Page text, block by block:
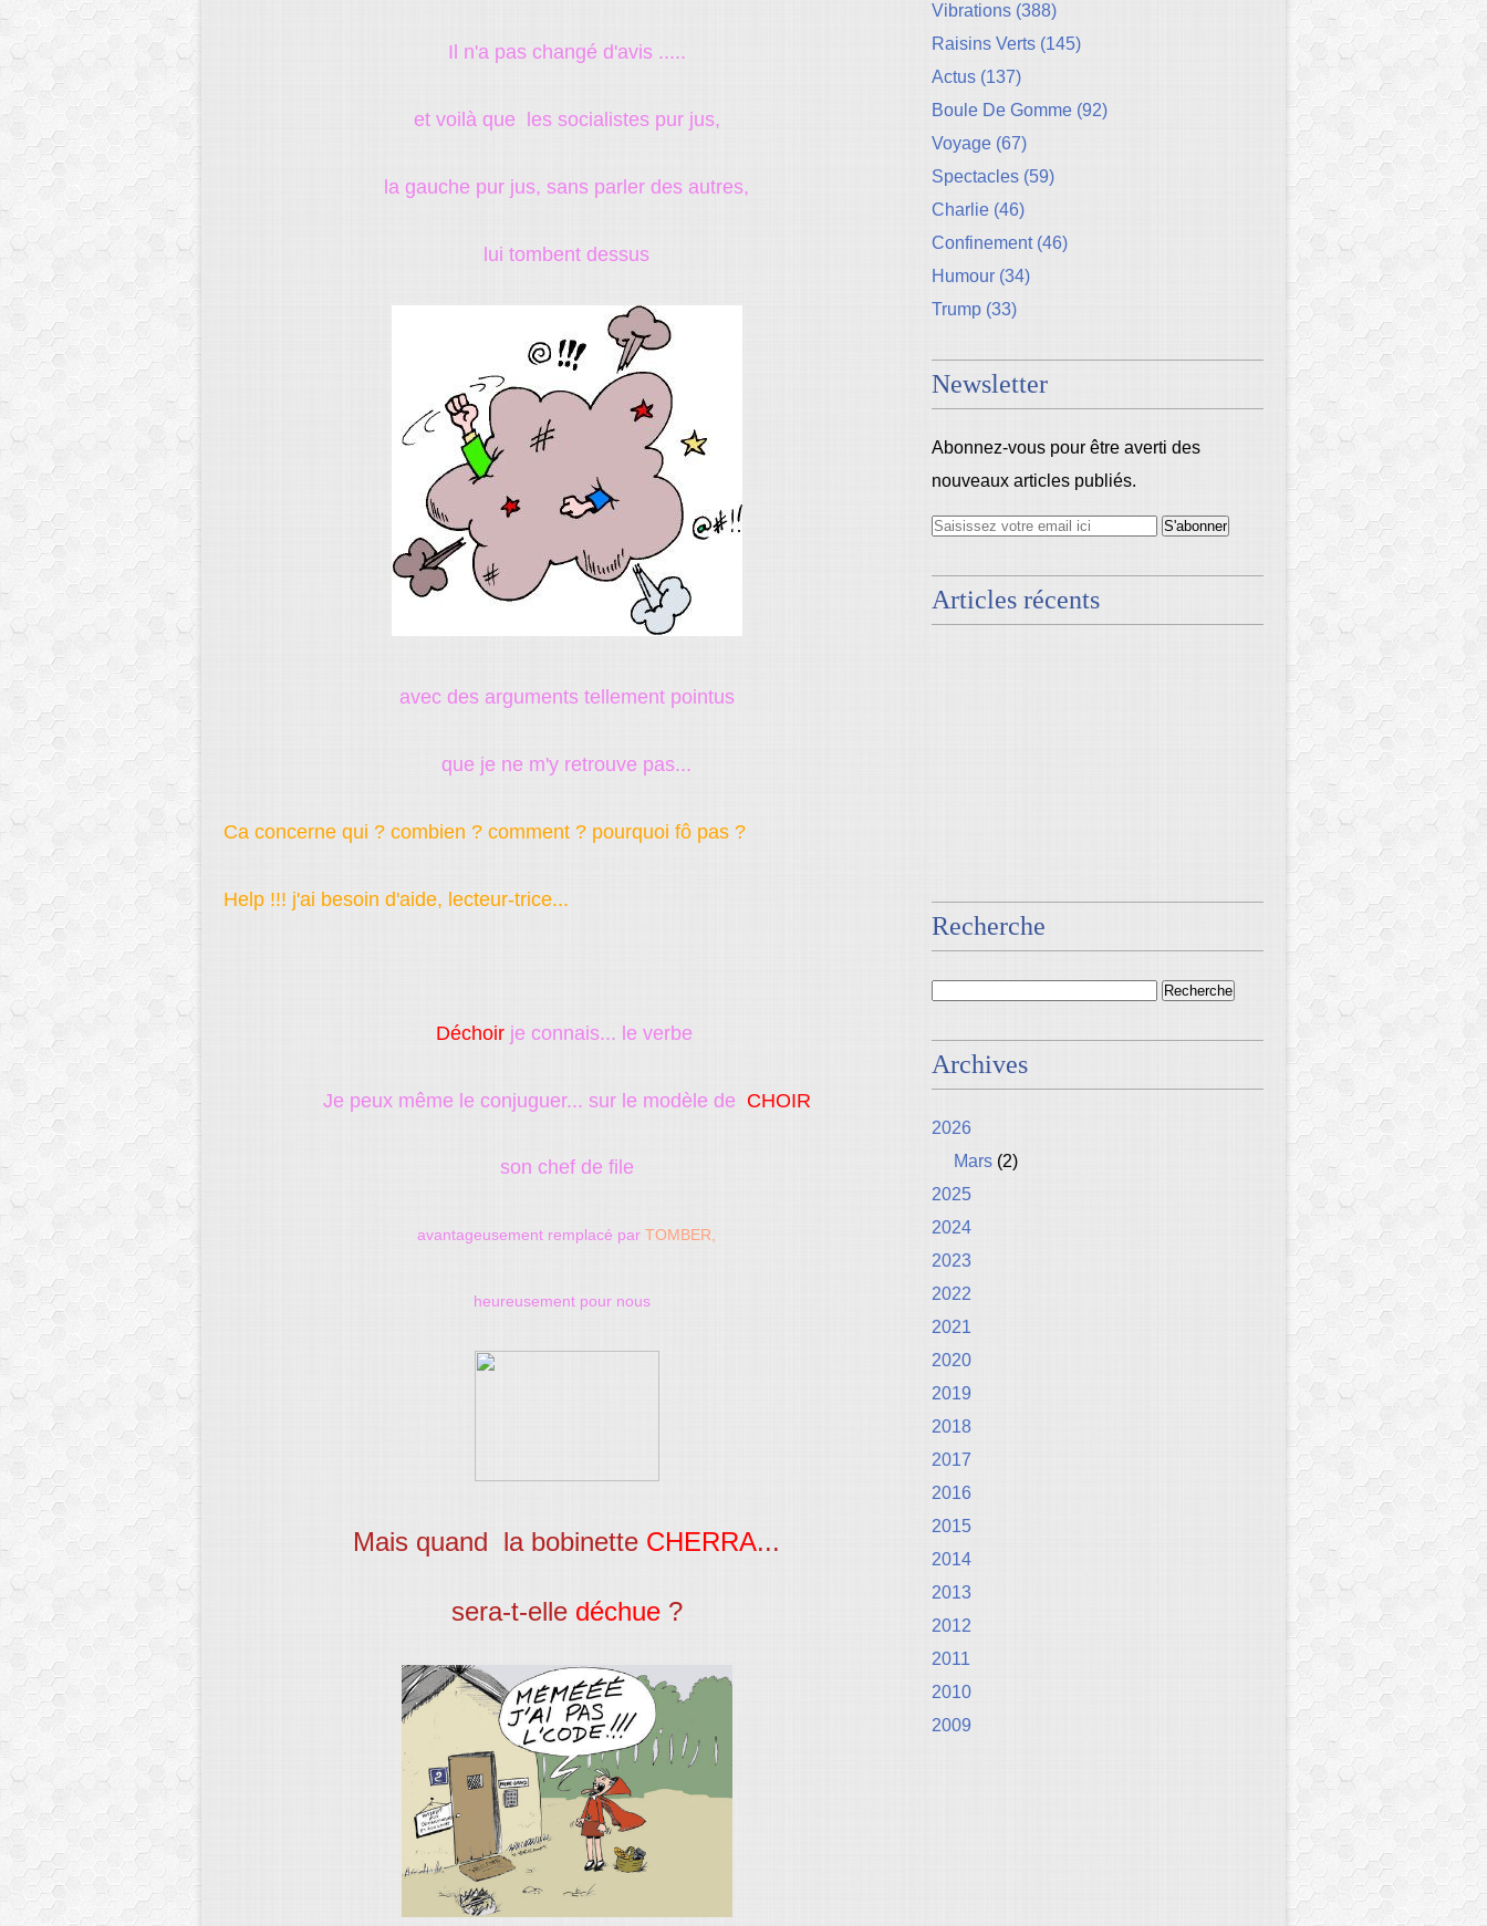
Il n'a pas changé d'avis .....
et voilà que les socialistes pur jus,
la gauche pur jus, sans parler des autres,
lui tombent dessus
avec des arguments tellement pointus
que je ne m'y retrouve pas...
Ca concerne qui ? combien ? comment ? pourquoi fô pas ?
Help !!! j'ai besoin d'aide, lecteur-trice...
Déchoirje connais... le verbe
Je peux même le conjuguer... sur le modèle de CHOIR
son chef de file
avantageusement remplacé par TOMBER,
heureusement pour nous
Mais quand la bobinette CHERRA...
sera-t-elle déchue?
Vibrations (388)
Raisins Verts (145)
Actus (137)
Boule De Gomme (92)
Voyage (67)
Spectacles (59)
Charlie (46)
Confinement(46)
Humour (34)
Trump (33)
Newsletter
Abonnez-vous pour être averti des
nouveaux articles publiés.
Articles récents
Recherche
Archives
2026
Mars (2)
2025
2024
2023
2022
2021
2020
2019
2018
2017
2016
2015
2014
2013
2012
2011
2010
2009